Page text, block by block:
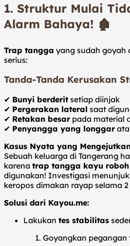
1. Struktur Mulai
Alarm Bahaya! 🏚️
Trap tangga yang sudah goyah
serius:
Tanda-Tanda Kerusakan
✔ Bunyi berderit setiap diinjak
✔ Pergerakan lateral saat
✔ Retakan besar pada material
✔ Penyangga yang longgar
Kasus Nyata yang
Sebuah keluarga di Tangerang
karena trap tangga kayu roboh
digunakan! Investigasi
keropos dimakan rayap selama
Solusi dari Kayou.me:
Lakukan tes stabilitas
Goyangkan pegangan